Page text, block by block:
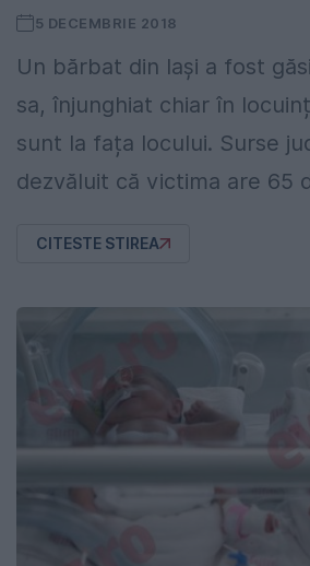
5 DECEMBRIE 2018
Un bărbat din Iași a fost
sa, înjunghiat chiar în
sunt la fața locului. Surse
dezvăluit că victima are 65
CITESTE STIREA